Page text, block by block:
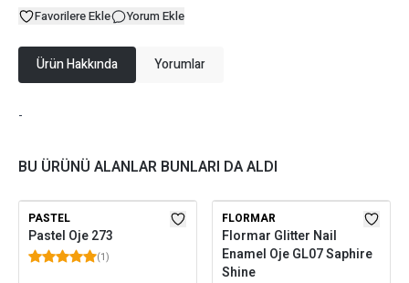
Favorilere Ekle Yorum Ekle
Ürün Hakkında Yorumlar
-
BU ÜRÜNÜ ALANLAR BUNLARI DA ALDI
PASTEL
Pastel Oje 273
(1)
FLORMAR
Flormar Glitter Nail
Enamel Oje GL07 Saphire
Shine